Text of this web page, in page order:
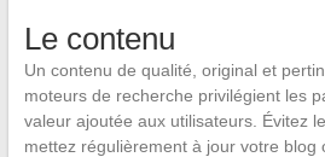
Le contenu
Un contenu de qualité, original et
moteurs de recherche privilégient les
valeur ajoutée aux utilisateurs. Évitez
mettez régulièrement à jour votre blog